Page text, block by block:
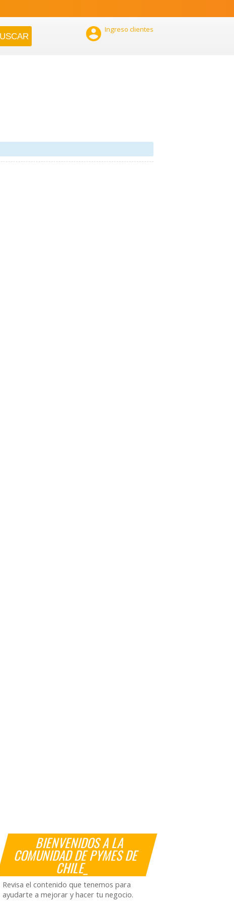
 Ingreso clientes
BIENVENIDOS A LA
COMUNIDAD DE PYMES DE
CHILE_
Revisa el contenido que tenemos para
ayudarte a mejorar y hacer tu negocio.